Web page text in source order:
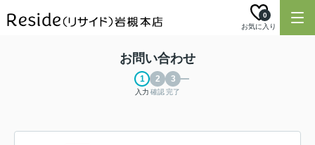
お気に入り
0
お問い合わせ
入力 確認完了